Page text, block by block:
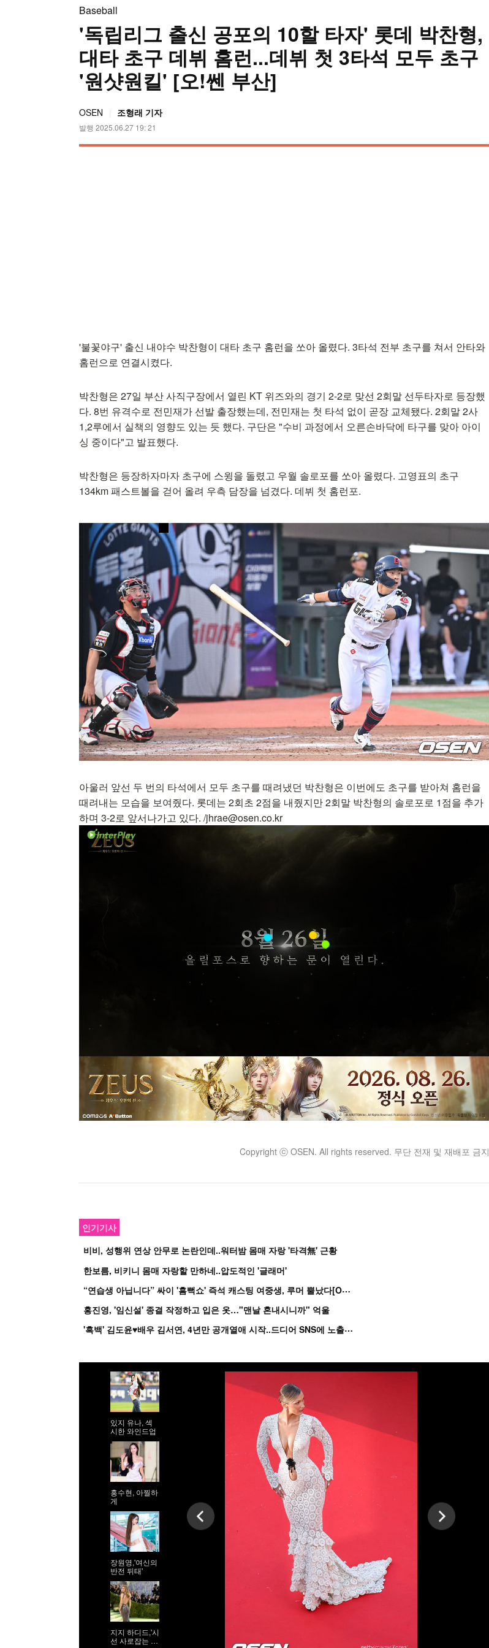
Baseball
'독립리그 출신 공포의 10할 타자' 롯데 박찬형,
대타 초구 데뷔 홈런...데뷔 첫 3타석 모두 초구
'원샷원킬' [오!쎈 부산]
OSEN 조형래 기자
발행 2025.06.27 19: 21
'불꽃야구' 출신 내야수 박찬형이 대타 초구 홈런을 쏘아 올렸다. 3타석 전부 초구를 쳐서 안타와
홈런으로 연결시켰다.
박찬형은 27일 부산 사직구장에서 열린 KT 위즈와의 경기 2-2로 맞선 2회말 선두타자로 등장했
다. 8번 유격수로 전민재가 선발 출장했는데, 전민재는 첫 타석 없이 곧장 교체됐다. 2회말 2사
1,2루에서 실책의 영향도 있는 듯 했다. 구단은 "수비 과정에서 오른손바닥에 타구를 맞아 아이
싱 중이다"고 발표했다.
박찬형은 등장하자마자 초구에 스윙을 돌렸고 우월 솔로포를 쏘아 올렸다. 고영표의 초구
134km 패스트볼을 걷어 올려 우측 담장을 넘겼다. 데뷔 첫 홈런포.
아울러 앞선 두 번의 타석에서 모두 초구를 때려냈던 박찬형은 이번에도 초구를 받아쳐 홈런을
때려내는 모습을 보여줬다. 롯데는 2회초 2점을 내줬지만 2회말 박찬형의 솔로포로 1점을 추가
하며 3-2로 앞서나가고 있다. /jhrae@osen.co.kr
Copyright ⓒ OSEN. All rights reserved. 무단 전재 및 재배포 금지
인기기사
비비, 성행위 연상 안무로 논란인데..워터밤 몸매 자랑 '타격無' 근황
한보름, 비키니 몸매 자랑할 만하네..압도적인 '글래머'
“
연습생 아닙니다” 싸이 '흠뻑쇼' 즉석 캐스팅 여중생, 루머 뿔났다[Oh!쎈 이...
홍진영, '임신설' 종결 작정하고 입은 옷…"맨날 혼내시니까" 억울
'
흑백' 김도윤♥배우 김서연, 4년만 공개열애 시작..드디어 SNS에 노출 [핫피...
있지 유나, 섹
시한 와인드업
홍수현, 아찔하
게
장원영,'여신의
반전 뒤태'
지지 하디드,'시
선 사로잡는 9